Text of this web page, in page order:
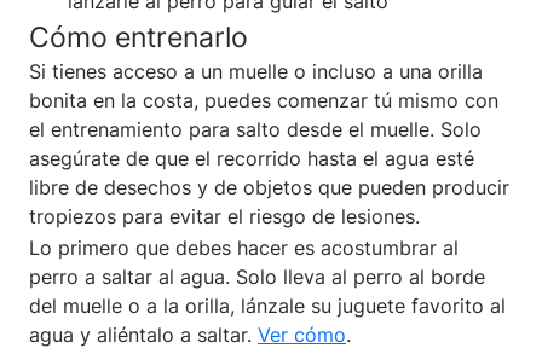
Cómo entrenarlo
Si tienes acceso a un muelle o incluso a una orilla
bonita en la costa, puedes comenzar tú mismo con
el entrenamiento para salto desde el muelle. Solo
asegúrate de que el recorrido hasta el agua esté
libre de desechos y de objetos que pueden producir
tropiezos para evitar el riesgo de lesiones.
Lo primero que debes hacer es acostumbrar al
perro a saltar al agua. Solo lleva al perro al borde
del muelle o a la orilla, lánzale su juguete favorito al
agua y aliéntalo a saltar. Ver cómo.